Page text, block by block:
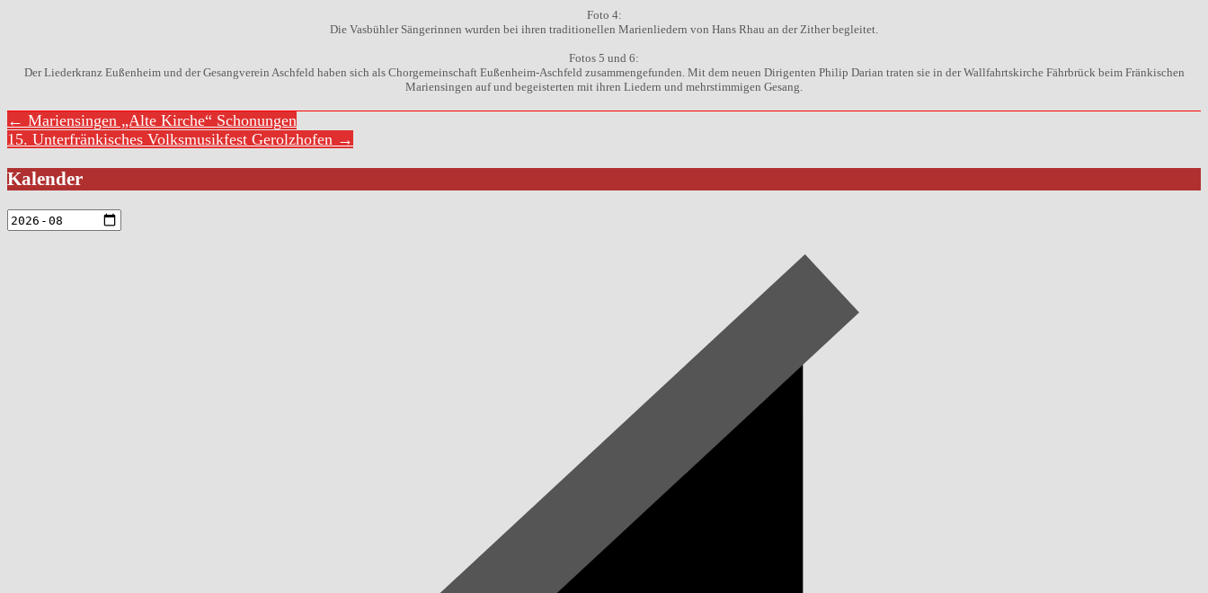
Foto 4:
Die Vasbühler Sängerinnen wurden bei ihren traditionellen Marienliedern von Hans Rhau an der Zither begleitet.
Fotos 5 und 6:
Der Liederkranz Eußenheim und der Gesangverein Aschfeld haben sich als Chorgemeinschaft Eußenheim-Aschfeld zusammengefunden. Mit dem neuen Dirigenten Philip Darian traten sie in der Wallfahrtskirche Fährbrück beim Fränkischen
Mariensingen auf und begeisterten mit ihren Liedern und mehrstimmigen Gesang.
← Mariensingen „Alte Kirche“ Schonungen
15. Unterfränkisches Volksmusikfest Gerolzhofen →
Kalender